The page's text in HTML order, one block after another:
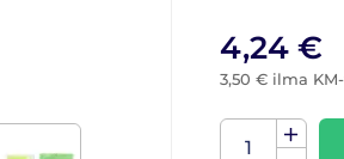
4,24 €
3,50 € ilma